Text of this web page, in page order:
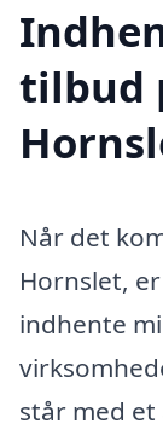
tilbud
Når det
Hornslet,
indhente
står med